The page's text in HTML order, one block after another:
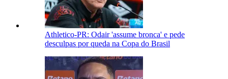
Athletico-PR: Odair 'assume bronca' e pede
desculpas por queda na Copa do Brasil